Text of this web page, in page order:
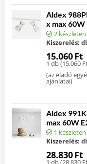
Aldex
x max 60W
2 készleten
Kiszerelés:
15.060Ft
1 db (15.060
(az eladó
ajánlatai)
Aldex
max 60W
1 készleten
Kiszerelés:
28.830Ft
1 db (28.830